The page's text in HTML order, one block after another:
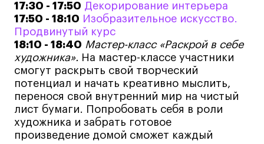
Участие в выставках
Летние стажировки
Проекты студентов
Работы студентов
«Живые» проекты
Участие в выставках
17:30 - 17:50 Декорирование интерьера
17:50 - 18:10 Изобразительное искусство.
Продвинутый курс
18:10 - 18:40 Мастер-класс «Раскрой в себе
художника». На мастер-классе участники
смогут раскрыть свой творческий
потенциал и начать креативно мыслить,
перенося свой внутренний мир на чистый
лист бумаги. Попробовать себя в роли
художника и забрать готовое
произведение домой сможет каждый